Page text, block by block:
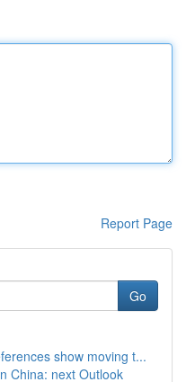
Report Page
Go
show moving t...
China: next Outlook